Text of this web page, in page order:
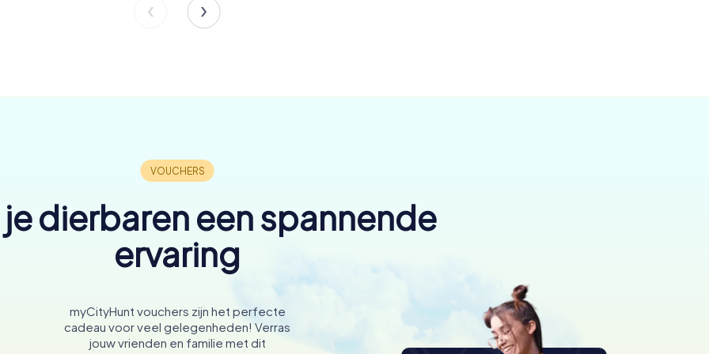
dierbaren een spannende
ervaring
myCityHunt vouchers zijn het perfecte
cadeau voor veel gelegenheden! Verras
jouw vrienden en familie met dit